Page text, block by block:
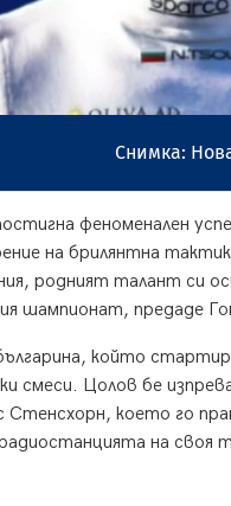
Снимка:
феноменален
на брилянтна
родният талант си
шампионат, предаде
който
смеси. Цолов бе
което го
на